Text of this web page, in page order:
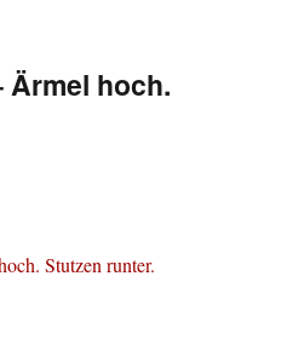
Ärmel hoch.